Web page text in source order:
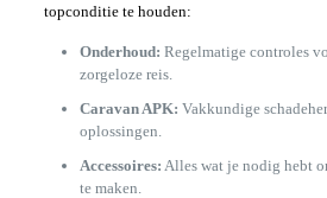
topconditie te houden:
Onderhoud: Regelmatige controles
zorgeloze reis.
Caravan APK: Vakkundige
oplossingen.
Accessoires: Alles wat je nodig hebt
te maken.